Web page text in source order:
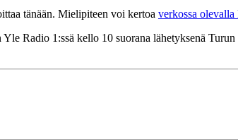
tänään. Mielipiteen voi kertoa verkossa
Radio 1:ssä kello 10 suorana lähetyksenä